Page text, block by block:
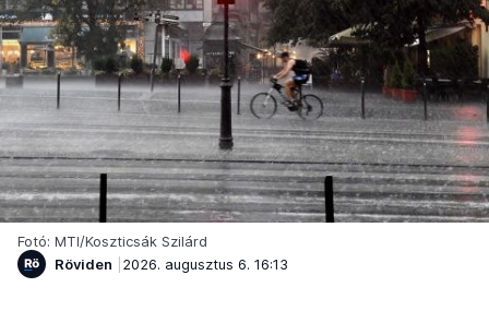
Fotó: MTI/Koszticsák Szilárd
Röviden
2026. augusztus 6. 16:13